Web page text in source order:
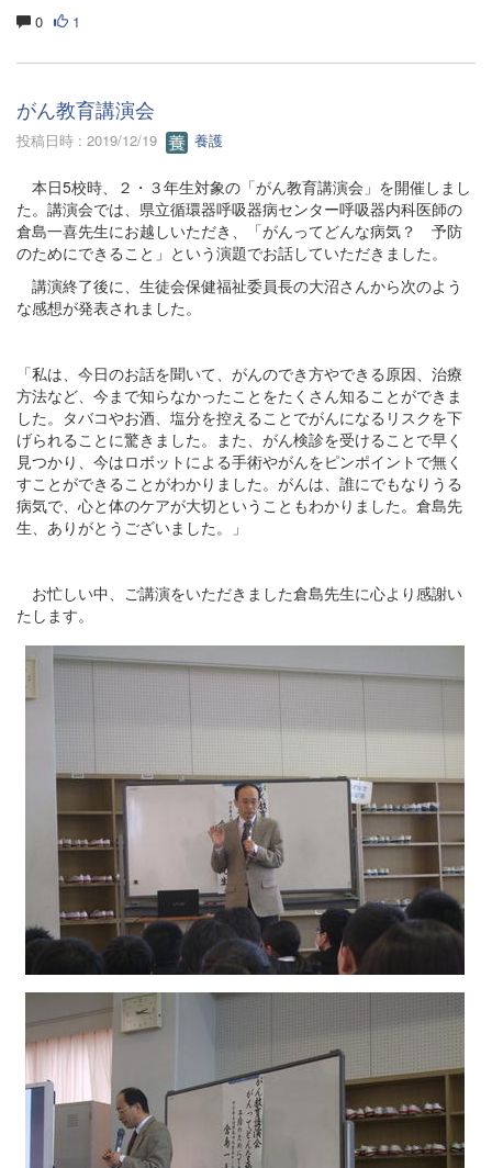
0 1
がん教育講演会
投稿日時 : 2019/12/19 養護
本日5校時、２・３年生対象の「がん教育講演会」を開催しまし
た。講演会では、県立循環器呼吸器病センター呼吸器内科医師の
倉島一喜先生にお越しいただき、「がんってどんな病気？ 予防
のためにできること」という演題でお話していただきました。
講演終了後に、生徒会保健福祉委員長の大沼さんから次のよう
な感想が発表されました。
「私は、今日のお話を聞いて、がんのでき方やできる原因、治療
方法など、今まで知らなかったことをたくさん知ることができま
した。タバコやお酒、塩分を控えることでがんになるリスクを下
げられることに驚きました。また、がん検診を受けることで早く
見つかり、今はロボットによる手術やがんをピンポイントで無く
すことができることがわかりました。がんは、誰にでもなりうる
病気で、心と体のケアが大切ということもわかりました。倉島先
生、ありがとうございました。」
お忙しい中、ご講演をいただきました倉島先生に心より感謝い
たします。